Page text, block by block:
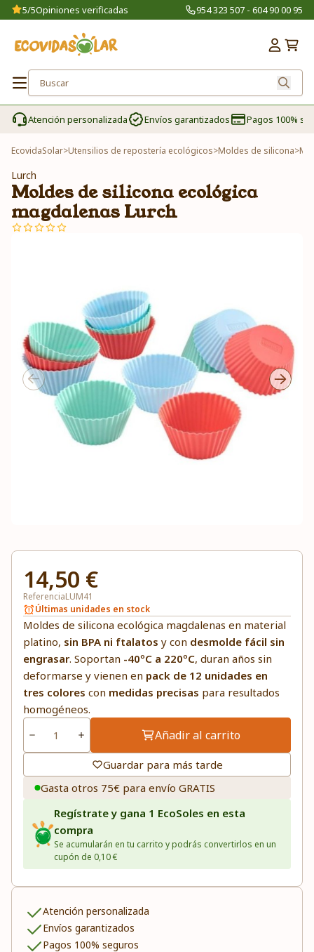
5/5Opiniones verificadas 954 323 507 - 604 90 00 95
Atención personalizada Envíos garantizados Pagos 100%
EcovidaSolar>Utensilios de repostería ecológicos>Moldes de silicona>
Lurch
Moldes de silicona ecológica
magdalenas Lurch
14,50 €
ReferenciaLUM41
Últimas unidades en stock
Moldes de silicona ecológica magdalenas en material
platino, sin BPA ni ftalatos y con desmolde fácil sin
engrasar. Soportan -40ºC a 220ºC, duran años sin
deformarse y vienen en pack de 12 unidades en
tres colores con medidas precisas para resultados
homogéneos.
Añadir al carrito
Guardar para más tarde
Gasta otros 75€ para envío GRATIS
Regístrate y gana 1 EcoSoles en esta
compra
Se acumularán en tu carrito y podrás convertirlos en un
cupón de 0,10 €
Atención personalizada
Envíos garantizados
Pagos 100% seguros